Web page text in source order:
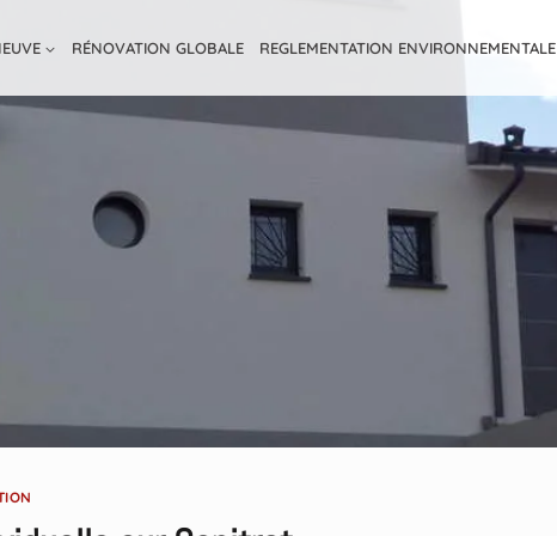
RÉNOVATION GLOBALE REGLEMENTATION ENVIRONNEMENTALE